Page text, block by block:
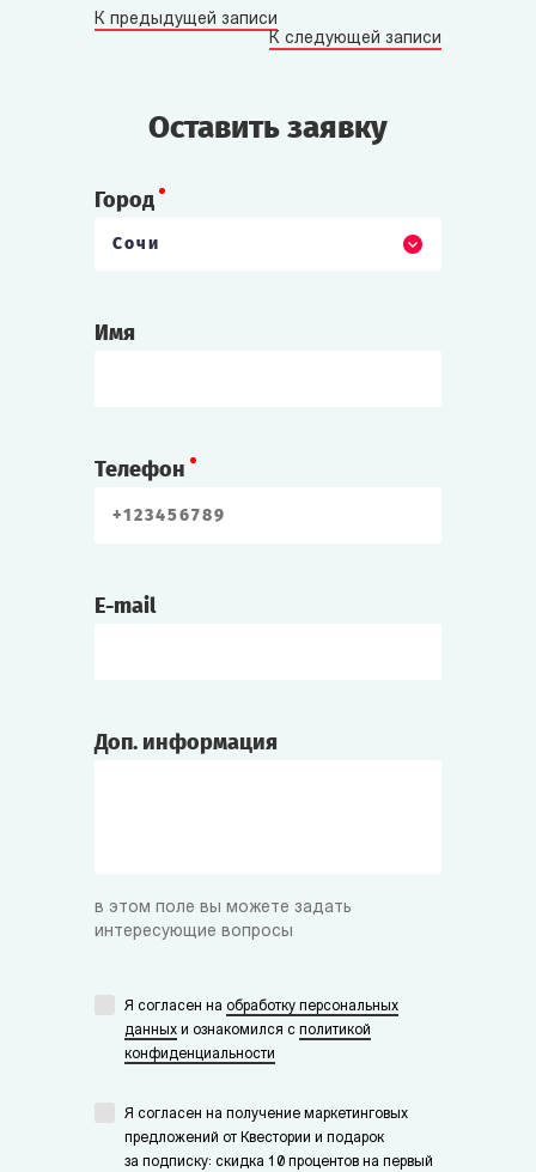
К предыдущей записи
К следующей записи
Оставить заявку
Город
Сочи
Имя
Телефон
E-mail
Доп. информация
в этом поле вы можете задать
интересующие вопросы
Я согласен на обработку персональных
данных и ознакомился с политикой
конфиденциальности
Я согласен на получение маркетинговых
предложений от Квестории и подарок
за подписку: скидка 10 процентов на первый